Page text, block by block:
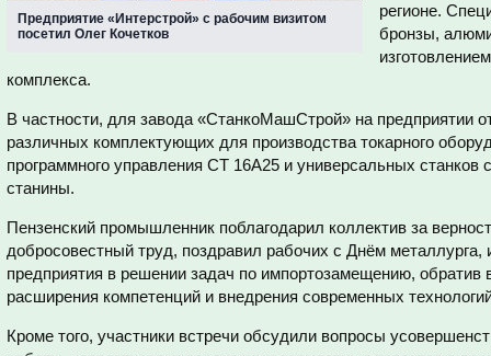
Предприятие «Интерстрой» с рабочим визитом
посетил Олег Кочетков
регионе.
бронзы,
комплекса.
В частности, для завода «СтанкоМашСтрой» на предприятии
различных комплектующих для производства токарного
программного управления СТ 16А25 и универсальных
станины.
Пензенский промышленник поблагодарил коллектив за
добросовестный труд, поздравил рабочих с Днём
предприятия в решении задач по импортозамещению, обратив
расширения компетенций и внедрения современных
Кроме того, участники встречи обсудили вопросы